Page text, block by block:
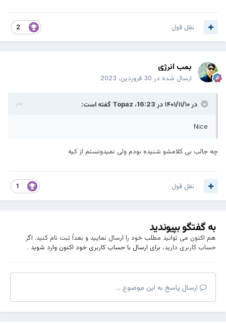
2 نقل قول
بمب انرژی
ارسال شده در 30 فروردین، 2023
در ۱۴۰۱/۱۱/۱۰ در 16:23، Topazگفته است:
Nice
چه جالب بی کلامشو شنیده بودم ولی نمیدونستم از کیه
نقل قول
به گفتگو بپیوندید
هم اکنون می توانید مطلب خود را ارسال نمایید و بعداً ثبت نام کنید. اگر
حساب کاربری دارید، برای ارسال با حساب کاربری خود اکنون وارد شوید.
ارسال پاسخ به این موضوع ...